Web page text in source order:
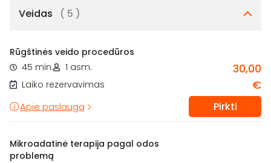
Veidas ( 5 )
Rūgštinės veido procedūros
45 min.
1 asm.
Laiko rezervavimas
30,00
€
Apie paslaugą Pirkti
Mikroadatinė terapija pagal odos
problemą